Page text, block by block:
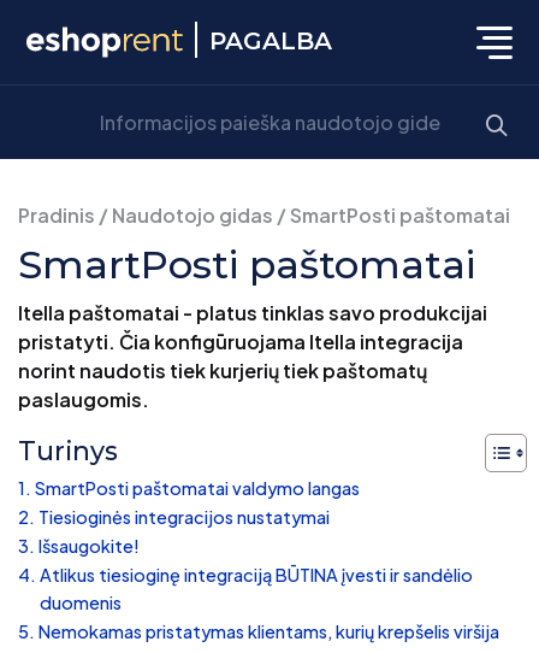
PAGALBA
Pradinis /Naudotojo gidas /SmartPosti paštomatai
SmartPosti paštomatai
Itella paštomatai - platus tinklas savo produkcijai
pristatyti. Čia konfigūruojama Itella integracija
norint naudotis tiek kurjerių tiek paštomatų
paslaugomis.
Turinys
SmartPosti paštomatai valdymo langas
Tiesioginės integracijos nustatymai
Išsaugokite!
Atlikus tiesioginę integraciją BŪTINA įvesti ir sandėlio
duomenis
Nemokamas pristatymas klientams, kurių krepšelis viršija